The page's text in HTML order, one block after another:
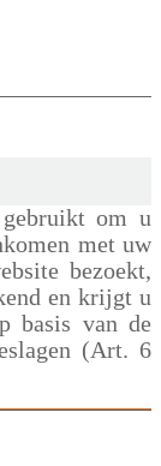
om u
met uw
bezoekt,
en krijgt u
basis van de
(Art. 6